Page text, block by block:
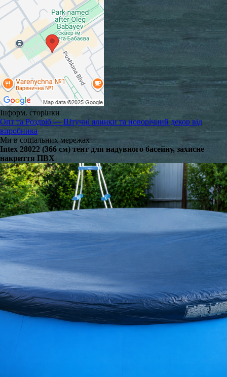
Інформ. сторінки
Опт та Роздріб — Штучні ялинки та новорічний декор від
виробника
Ми в соціальних мережах
Intex 28022 (366 см) тент для надувного басейну, захисне
накриття ПВХ